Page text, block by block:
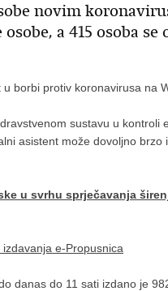
novim
a 415 osoba
borbi protiv koronavirusa na
sustavu u kontroli
asistent može dovoljno brzo
u svrhu sprječavanja
e-Propusnica
danas do 11 sati izdano je